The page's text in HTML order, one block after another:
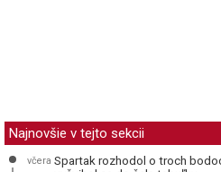
Najnovšie v tejto sekcii
včera Spartak rozhodol o troch